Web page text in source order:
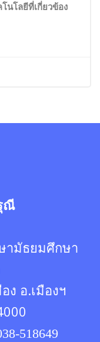
นโลยีที่เกี่ยวข้อง
ณี
ามัธยมศึกษา
ง อ.เมืองฯ
518649